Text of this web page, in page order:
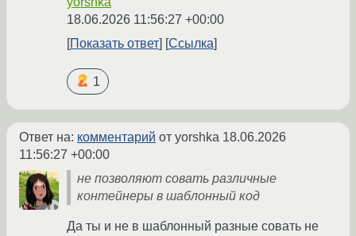
18.06.2026 11:56:27 +00:00
Показать ответ
Ссылка
1
Ответ на: комментарий от yorshka 18.06.2026
11:56:27 +00:00
не позволяют совать различные
контейнеры в шаблонный код
Да ты и не в шаблонный разные совать не